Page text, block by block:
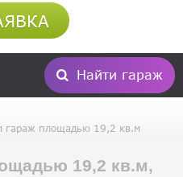
Найти гараж
гараж площадью 19,2 кв.м
19,2 кв.м,